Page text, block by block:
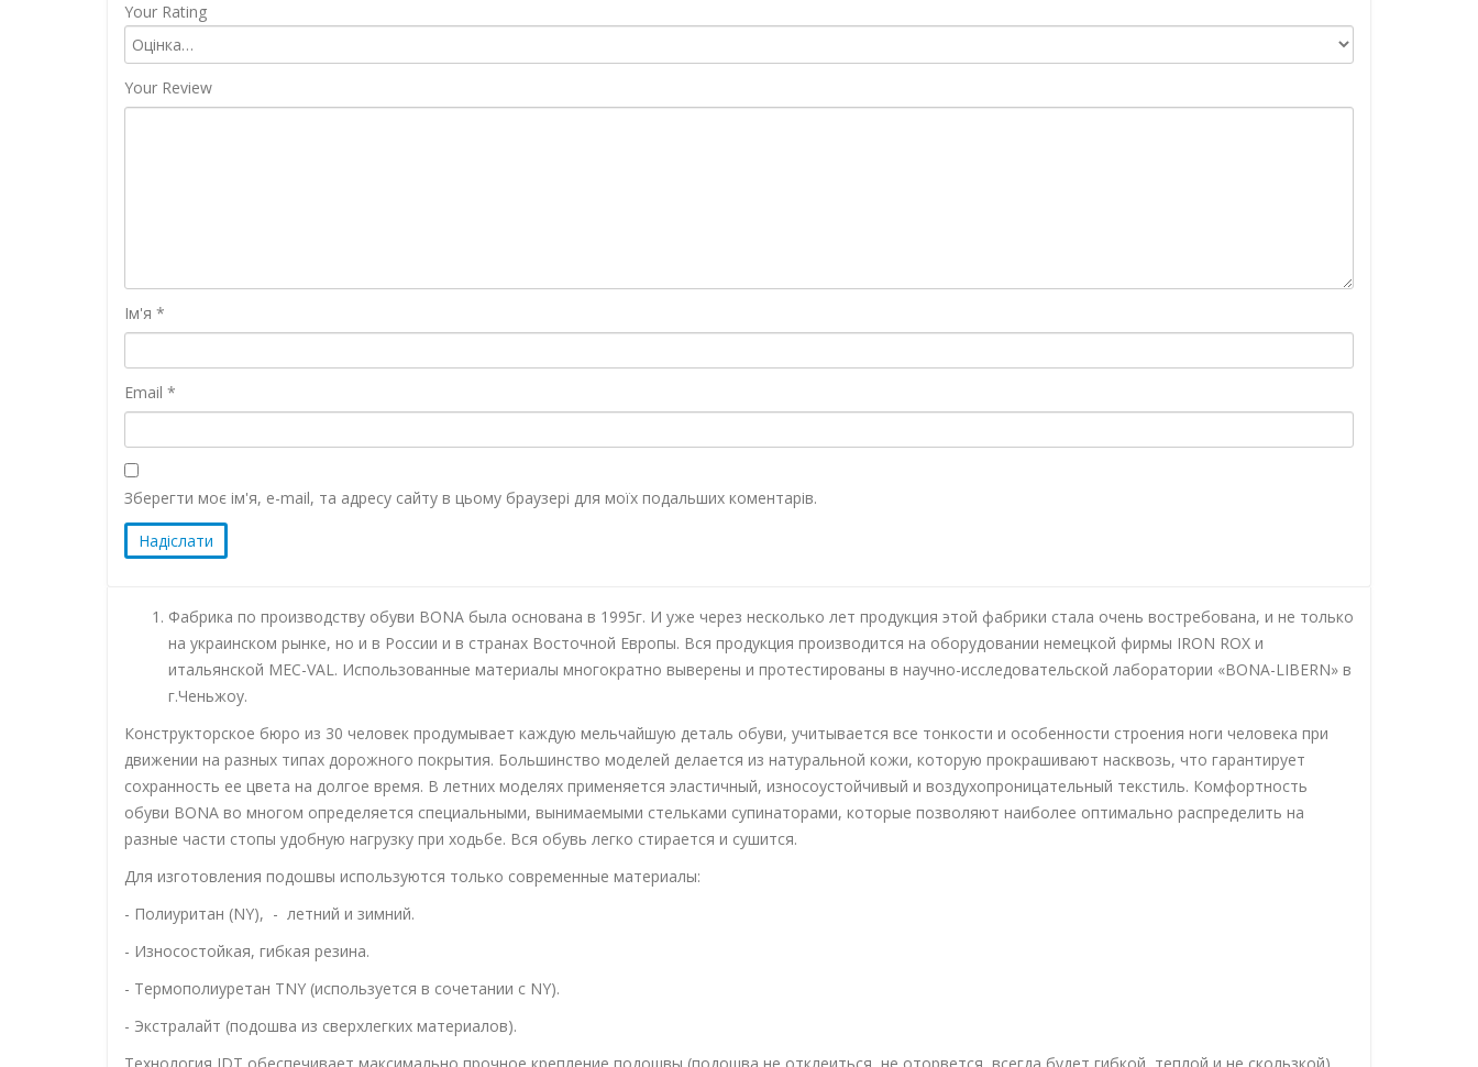
Your Rating
Your Review
Ім'я *
Email *
Зберегти моє ім'я, e-mail, та адресу сайту в цьому браузері для моїх подальших коментарів.
Фабрика по производству обуви BONA была основана в 1995г. И уже через несколько лет продукция этой фабрики стала очень востребована, и не только
на украинском рынке, но и в России и в странах Восточной Европы. Вся продукция производится на оборудовании немецкой фирмы IRON ROX и
итальянской MEC-VAL. Использованные материалы многократно выверены и протестированы в научно-исследовательской лаборатории «BONA-LIBERN» в
г.Ченьжоу.
Конструкторское бюро из 30 человек продумывает каждую мельчайшую деталь обуви, учитывается все тонкости и особенности строения ноги человека при
движении на разных типах дорожного покрытия. Большинство моделей делается из натуральной кожи, которую прокрашивают насквозь, что гарантирует
сохранность ее цвета на долгое время. В летних моделях применяется эластичный, износоустойчивый и воздухопроницательный текстиль. Комфортность
обуви BONA во многом определяется специальными, вынимаемыми стельками супинаторами, которые позволяют наиболее оптимально распределить на
разные части стопы удобную нагрузку при ходьбе. Вся обувь легко стирается и сушится.
Для изготовления подошвы используются только современные материалы:
- Полиуритан (NY), - летний и зимний.
- Износостойкая, гибкая резина.
- Термополиуретан TNY (используется в сочетании с NY).
- Экстралайт (подошва из сверхлегких материалов).